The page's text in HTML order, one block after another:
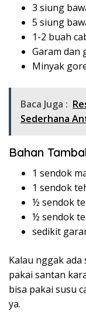
3 siung
5 siung
1-2 buah
Garam dan
Minyak
Baca Juga :
Sederhana
Bahan
1 sendok
1 sendok
½ sendok
½ sendok
sedikit
Kalau nggak
pakai santan
bisa pakai susu
ya.